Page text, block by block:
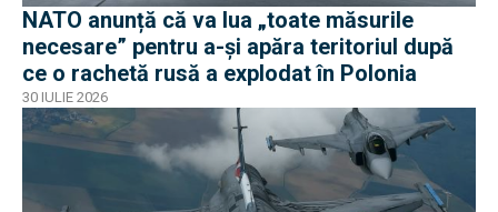
NATO anunță că va lua „toate măsurile
necesare” pentru a-și apăra teritoriul după
ce o rachetă rusă a explodat în Polonia
30 IULIE 2026